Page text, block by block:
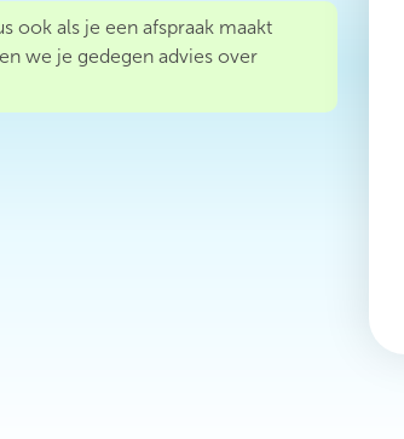
ook als je een afspraak maakt
we je gedegen advies over